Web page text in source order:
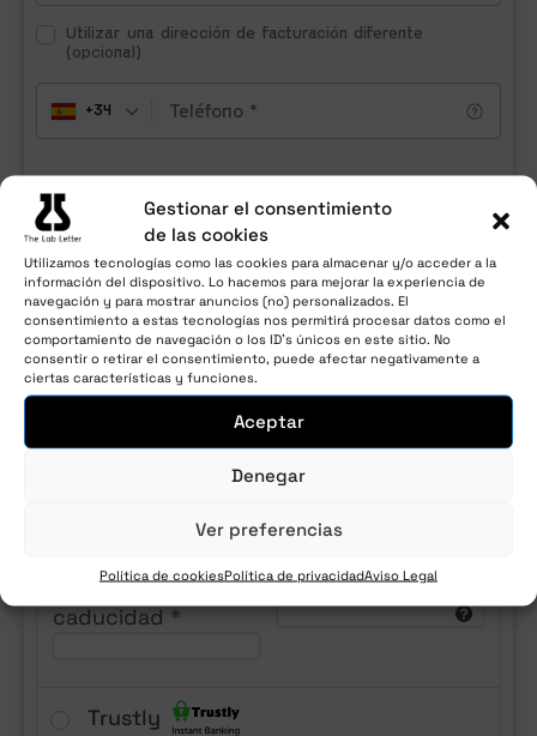
Gestionar el consentimiento
de las cookies
Utilizamos tecnologías como las cookies para almacenar y/o acceder a la
información del dispositivo. Lo hacemos para mejorar la experiencia de
navegación y para mostrar anuncios (no) personalizados. El
consentimiento a estas tecnologías nos permitirá procesar datos como el
comportamiento de navegación o los ID's únicos en este sitio. No
consentir o retirar el consentimiento, puede afectar negativamente a
ciertas características y funciones.
Aceptar
Denegar
Ver preferencias
Política de cookiesPolítica de privacidadAviso Legal
Utilizar una dirección de facturación diferente
(opcional)
+34
Información de pago
La transción es totalmente segura y
encriptada. La información de la tarjeta
nunca queda registrada en los servidores.
Credit Card (Stripe)
Pay with your credit card via Stripe
Fecha de
caducidad *
CVV*
Trustly